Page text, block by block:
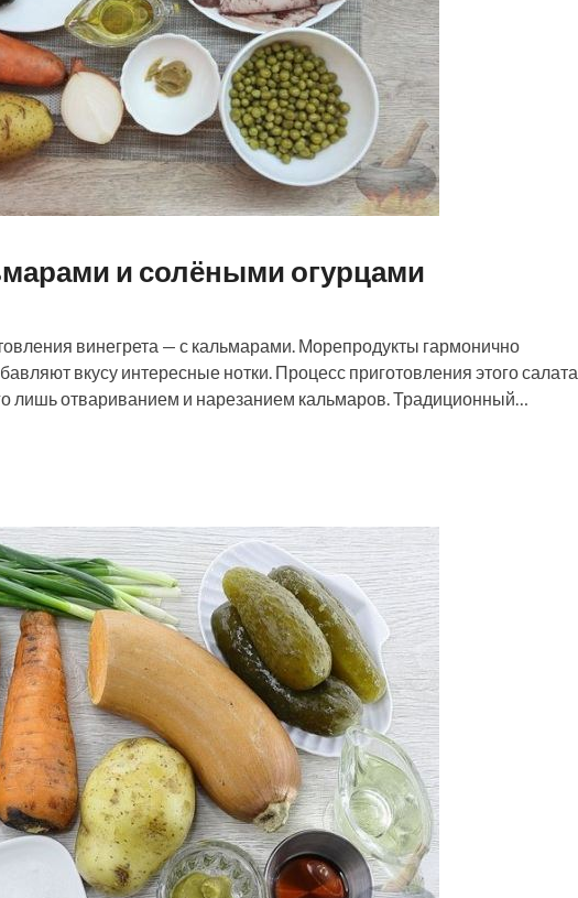
и солёными огурцами
винегрета — с кальмарами. Морепродукты гармонично
вкусу интересные нотки. Процесс приготовления этого салата
лишь отвариванием и нарезанием кальмаров. Традиционный…